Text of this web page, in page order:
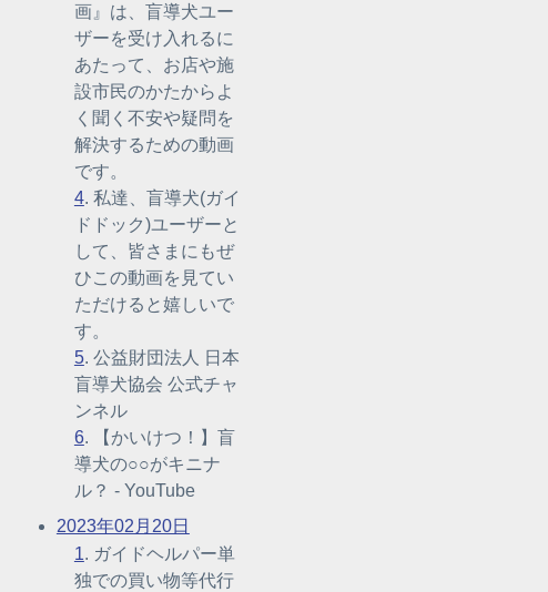
画』は、盲導犬ユー
ザーを受け入れるに
あたって、お店や施
設市民のかたからよ
く聞く不安や疑問を
解決するための動画
です。
4. 私達、盲導犬(ガイ
ドドック)ユーザーと
して、皆さまにもぜ
ひこの動画を見てい
ただけると嬉しいで
す。
5. 公益財団法人 日本
盲導犬協会 公式チャ
ンネル
6. 【かいけつ！】盲
導犬の○○がキニナ
ル？ - YouTube
2023年02月20日
1. ガイドヘルパー単
独での買い物等代行